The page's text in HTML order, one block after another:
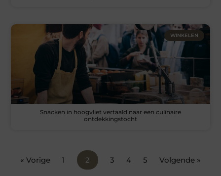
WINKELEN
Snacken in hoogvliet vertaald naar een culinaire
ontdekkingstocht
« Vorige 1 2 3 4 5 Volgende »